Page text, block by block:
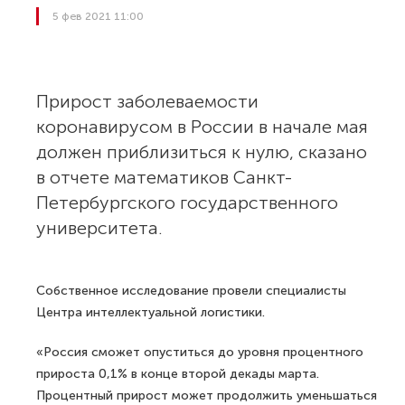
5 фев 2021 11:00
Прирост заболеваемости
коронавирусом в России в начале мая
должен приблизиться к нулю, сказано
в отчете математиков Санкт-
Петербургского государственного
университета.
Собственное исследование провели специалисты
Центра интеллектуальной логистики.
«Россия сможет опуститься до уровня процентного
прироста 0,1% в конце второй декады марта.
Процентный прирост может продолжить уменьшаться